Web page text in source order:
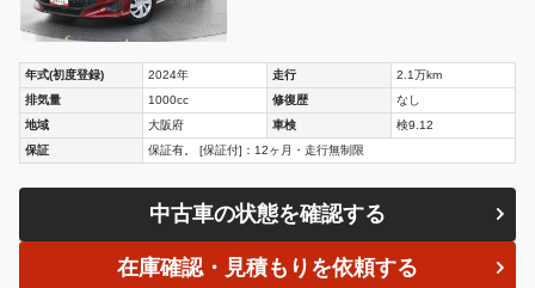
年式(初度登録) 2024年 走行
2.1万km
排気量
1000cc 修復歴
なし
地域
大阪府 車検
検9.12
保証
保証有。 [保証付]：12ヶ月・走行無制限
中古車の状態を確認する
在庫確認・見積もりを依頼する